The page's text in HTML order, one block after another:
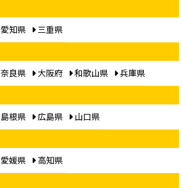
愛知県
三重県
奈良県 大阪府 和歌山県
兵庫県
島根県 広島県
山口県
愛媛県
高知県